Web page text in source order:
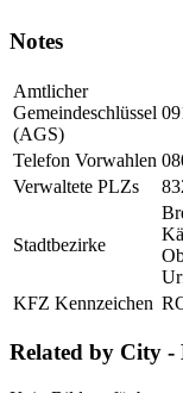
Notes
Amtlicher
Gemeindeschlüssel
(AGS)
Telefon Vorwahlen
Verwaltete PLZs
Stadtbezirke
KFZ Kennzeichen
Related by City -